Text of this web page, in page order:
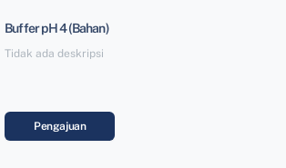
Buffer pH 4 (Bahan)
Tidak ada deskripsi
Pengajuan